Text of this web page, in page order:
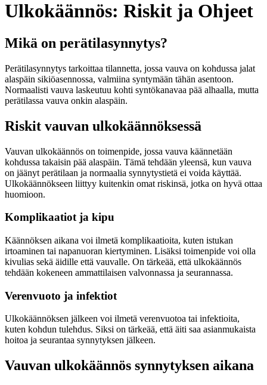
Ulkokäännös: Riskit ja Ohjeet
Mikä on perätilasynnytys?
Perätilasynnytys tarkoittaa tilannetta, jossa vauva on kohdussa jalat
alaspäin sikiöasennossa, valmiina syntymään tähän asentoon.
Normaalisti vauva laskeutuu kohti syntökanavaa pää alhaalla, mutta
perätilassa vauva onkin alaspäin.
Riskit vauvan ulkokäännöksessä
Vauvan ulkokäännös on toimenpide, jossa vauva käännetään
kohdussa takaisin pää alaspäin. Tämä tehdään yleensä, kun vauva
on jäänyt perätilaan ja normaalia synnytystietä ei voida käyttää.
Ulkokäännökseen liittyy kuitenkin omat riskinsä, jotka on hyvä ottaa
huomioon.
Komplikaatiot ja kipu
Käännöksen aikana voi ilmetä komplikaatioita, kuten istukan
irtoaminen tai napanuoran kiertyminen. Lisäksi toimenpide voi olla
kivulias sekä äidille että vauvalle. On tärkeää, että ulkokäännös
tehdään kokeneen ammattilaisen valvonnassa ja seurannassa.
Verenvuoto ja infektiot
Ulkokäännöksen jälkeen voi ilmetä verenvuotoa tai infektioita,
kuten kohdun tulehdus. Siksi on tärkeää, että äiti saa asianmukaista
hoitoa ja seurantaa synnytyksen jälkeen.
Vauvan ulkokäännös synnytyksen aikana